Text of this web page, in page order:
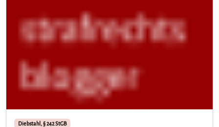
Diebstahl, § 242 StGB